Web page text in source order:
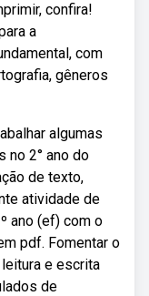
confira!
a
com
gêneros
algumas
no 2° ano do
de texto,
atividade de
ano (ef) com o
pdf. Fomentar o
e escrita
de